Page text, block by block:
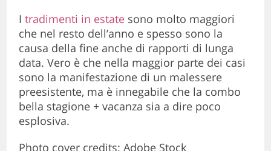
Itradimenti in estate sono molto maggiori
che nel resto dell’anno e spesso sono la
causa della fine anche di rapporti di lunga
data. Vero è che nella maggior parte dei casi
sono la manifestazione di un malessere
preesistente, ma è innegabile che la combo
bella stagione + vacanza sia a dire poco
esplosiva.
Photo cover credits: Adobe Stock